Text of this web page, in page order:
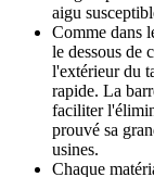
aigu
Comme dans
le dessous de
l'extérieur du
rapide. La
faciliter
prouvé sa
usines.
Chaque